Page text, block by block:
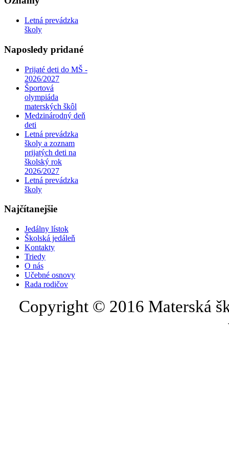
Letná prevádzka
školy
Naposledy pridané
Prijaté deti do MŠ -
2026/2027
Športová
olympiáda
materských škôl
Medzinárodný deň
deti
Letná prevádzka
školy a zoznam
prijatých deti na
školský rok
2026/2027
Letná prevádzka
školy
Najčítanejšie
Jedálny lístok
Školská jedáleň
Kontakty
Triedy
O nás
Učebné osnovy
Rada rodičov
Copyright © 2016 Materská